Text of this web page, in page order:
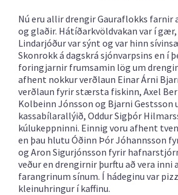
Nú eru allir drengir Gauraflokks
og glaðir. Hátíðarkvöldvakan var í gær,
Lindarjóður var sýnt og var hinn
Skonrokk á dagskrá sjónvarpsins en í
foringjarnir frumsamin lög um
afhent nokkur verðlaun Einar Árni
verðlaun fyrir stærsta fiskinn, Axel
Kolbeinn Jónsson og Bjarni Gestsson
kassabílarallýið, Oddur Sigþór
kúlukeppninni. Einnig voru afhent
en þau hlutu Óðinn Þór Jóhannsson
og Aron Sigurjónsson fyrir
veður en drengirnir þurftu að vera inni
farangrinum sínum. Í hádeginu var
kleinuhringur í kaffinu.